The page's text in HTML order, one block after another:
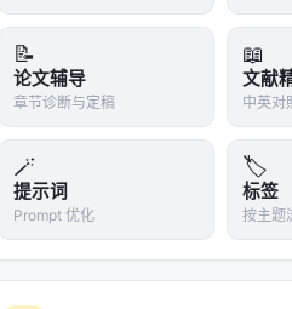
📝
论文辅导
章节诊断与定稿
📖
文献
中英对
🪄
提示词
Prompt 优化
🏷️
标签
按主题